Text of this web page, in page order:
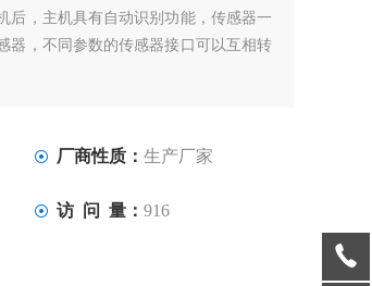
后，主机具有自动识别功能，传感器一
器，不同参数的传感器接口可以互相转
厂商性质： 生产厂家
访 问 量： 916